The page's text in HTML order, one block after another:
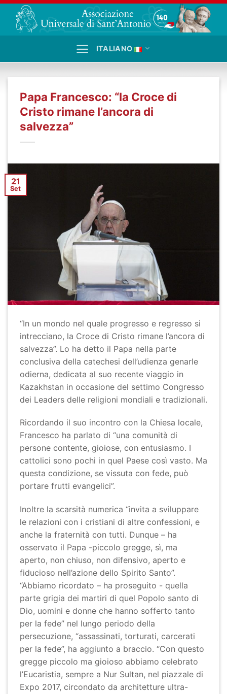
Salta
contenuti
ITALIANO
Papa Francesco: “la Croce di
Cristo rimane l’ancora di
salvezza”
21
Set
“In un mondo nel quale progresso e regresso si
intrecciano, la Croce di Cristo rimane l’ancora di
salvezza”. Lo ha detto il Papa nella parte
conclusiva della catechesi dell’udienza genarle
odierna, dedicata al suo recente viaggio in
Kazakhstan in occasione del settimo Congresso
dei Leaders delle religioni mondiali e tradizionali.
Ricordando il suo incontro con la Chiesa locale,
Francesco ha parlato di “una comunità di
persone contente, gioiose, con entusiasmo. I
cattolici sono pochi in quel Paese così vasto. Ma
questa condizione, se vissuta con fede, può
portare frutti evangelici”.
Inoltre la scarsità numerica “invita a sviluppare
le relazioni con i cristiani di altre confessioni, e
anche la fraternità con tutti. Dunque – ha
osservato il Papa -piccolo gregge, sì, ma
aperto, non chiuso, non difensivo, aperto e
fiducioso nell’azione dello Spirito Santo”.
“Abbiamo ricordato – ha proseguito - quella
parte grigia dei martiri di quel Popolo santo di
Dio, uomini e donne che hanno sofferto tanto
per la fede” nel lungo periodo della
persecuzione, “assassinati, torturati, carcerati
per la fede”, ha aggiunto a braccio. “Con questo
gregge piccolo ma gioioso abbiamo celebrato
l’Eucaristia, sempre a Nur Sultan, nel piazzale di
Expo 2017, circondato da architetture ultra-